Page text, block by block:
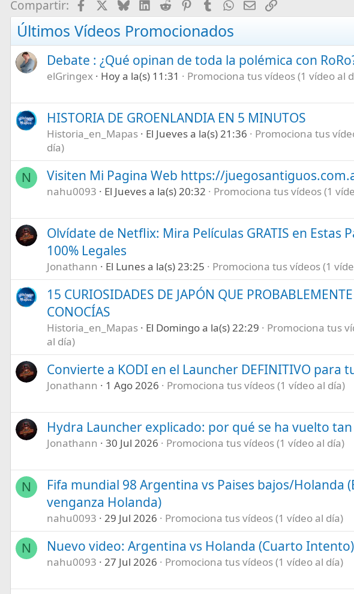
Compartir: FacebookBlueskyLinkedIn
RedditPinterestTumblrWhatsApp
E-mailEnlace
Últimos Vídeos Promocionados
Debate : ¿Qué opinan de toda la polémica con
elGringex Hoy a la(s) 11:31 Promociona tus vídeos (1 vídeo al
HISTORIA DE GROENLANDIA EN 5 MINUTOS
Historia_en_Mapas El Jueves a la(s) 21:36
Promociona tus
día)
N Visiten Mi Pagina Web https://
nahu0093 El Jueves a la(s) 20:32 Promociona tus vídeos (1
Olvídate de Netflix: Mira Películas GRATIS en Estas
100% Legales
Jonathann El Lunes a la(s) 23:25 Promociona tus vídeos (1
15 CURIOSIDADES DE JAPÓN QUE
CONOCÍAS
Historia_en_Mapas El Domingo a la(s) 22:29
Promociona tus
al día)
Convierte a KODI en el Launcher DEFINITIVO para
Jonathann 1 Ago 2026 Promociona tus vídeos (1 vídeo al día)
Hydra Launcher explicado: por qué se ha vuelto
Jonathann 30 Jul 2026 Promociona tus vídeos (1 vídeo al día)
N
Fifa mundial 98 Argentina vs Paises bajos/Holanda
venganza Holanda)
nahu0093 29 Jul 2026 Promociona tus vídeos (1 vídeo al día)
N Nuevo video: Argentina vs Holanda (Cuarto Intento)
nahu0093 27 Jul 2026 Promociona tus vídeos (1 vídeo al día)